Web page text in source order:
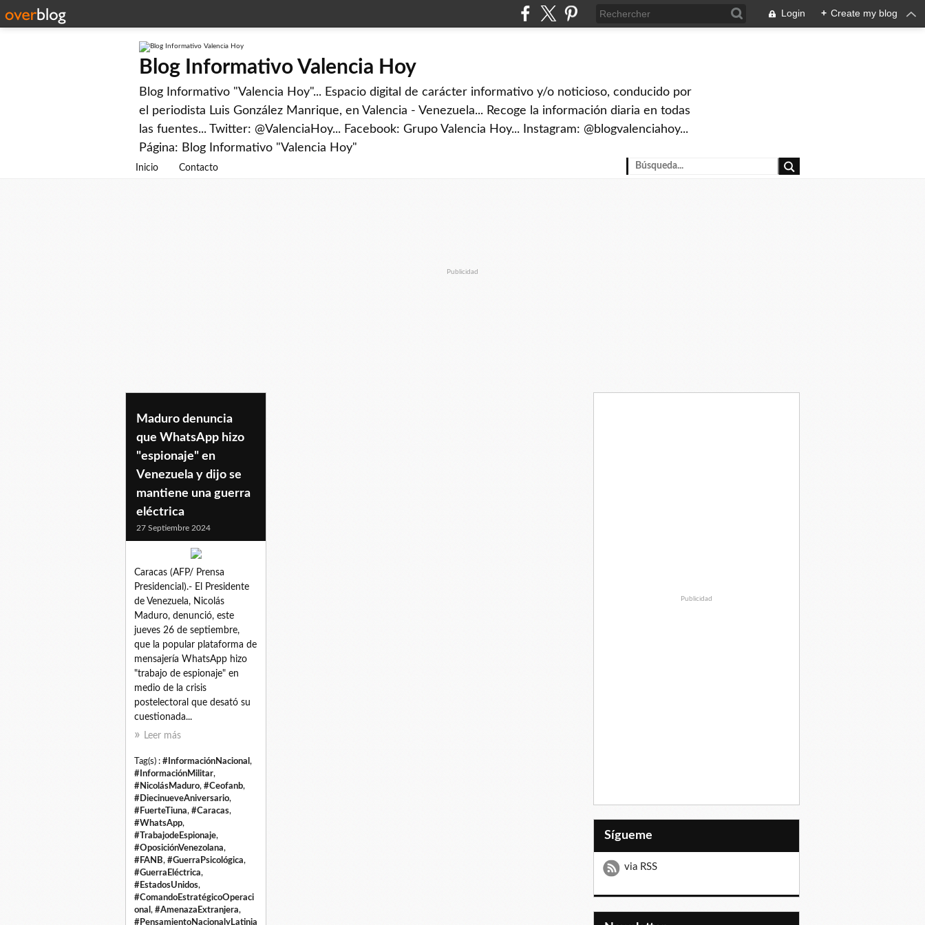
Login + Create my blog
Blog Informativo Valencia Hoy
Blog Informativo "Valencia Hoy"... Espacio digital de carácter informativo y/o noticioso, conducido por
el periodista Luis González Manrique, en Valencia - Venezuela... Recoge la información diaria en todas
las fuentes... Twitter: @ValenciaHoy... Facebook: Grupo Valencia Hoy... Instagram: @blogvalenciahoy...
Página: Blog Informativo "Valencia Hoy"
Inicio Contacto
Publicidad
trabajodeespionaje
Maduro denuncia
que WhatsApp hizo
"espionaje" en
Venezuela y dijo se
mantiene una guerra
eléctrica
27 Septiembre 2024
Caracas (AFP/ Prensa
Presidencial).- El Presidente
de Venezuela, Nicolás
Maduro, denunció, este
jueves 26 de septiembre,
que la popular plataforma de
mensajería WhatsApp hizo
"trabajo de espionaje" en
medio de la crisis
postelectoral que desató su
cuestionada...
Leer más
Tag(s) : #InformaciónNacional ,
#InformaciónMilitar,
#NicolásMaduro, #Ceofanb,
#DiecinueveAniversario,
#FuerteTiuna, #Caracas,
#WhatsApp,
#TrabajodeEspionaje,
#OposiciónVenezolana,
#FANB, #GuerraPsicológica,
#GuerraEléctrica,
#EstadosUnidos,
#ComandoEstratégicoOperaci
onal , #AmenazaExtranjera,
#PensamientoNacionalyLatinia
Publicidad
Sígueme
via RSS